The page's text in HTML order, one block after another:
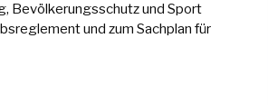
Bevölkerungsschutz und Sport
und zum Sachplan für